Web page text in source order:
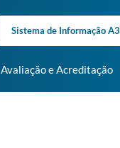
Sistema de Informação
Avaliação e Acreditação